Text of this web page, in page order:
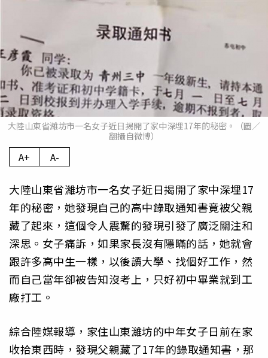
大陸山東省濰坊市一名女子近日揭開了家中深埋17年的秘密。（圖／
翻攝自微博）
A+ A-
大陸山東省濰坊市一名女子近日揭開了家中深埋17
年的秘密，她發現自己的高中錄取通知書竟被父親
藏了起來，這個令人震驚的發現引發了廣泛關注和
深思。女子痛訴，如果家長沒有隱瞞的話，她就會
跟許多高中生一樣，以後讀大學、找個好工作，然
而自己當年卻被告知沒考上，只好初中畢業就到工
廠打工。
綜合陸媒報導，家住山東濰坊的中年女子日前在家
收拾東西時，發現父親藏了17年的錄取通知書，那